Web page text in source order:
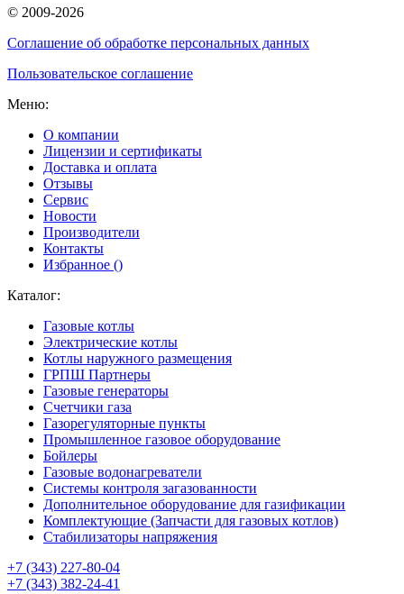
© 2009-2026
Соглашение об обработке персональных данных
Пользовательское соглашение
Меню:
О компании
Лицензии и сертификаты
Доставка и оплата
Отзывы
Сервис
Новости
Производители
Контакты
Избранное ()
Каталог:
Газовые котлы
Электрические котлы
Котлы наружного размещения
ГРПШ Партнеры
Газовые генераторы
Счетчики газа
Газорегуляторные пункты
Промышленное газовое оборудование
Бойлеры
Газовые водонагреватели
Системы контроля загазованности
Дополнительное оборудование для газификации
Комплектующие (Запчасти для газовых котлов)
Стабилизаторы напряжения
+7 (343) 227-80-04
+7 (343) 382-24-41